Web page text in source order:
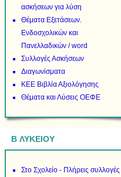
ασκήσεων για λύση
Θέματα Εξετάσεων.
Ενδοσχολικών και
Πανελλαδικών / word
Συλλογές Ασκήσεων
Διαγωνίσματα
ΚΕΕ Βιβλία Αξιολόγησης
Θέματα και Λύσεις ΟΕΦΕ
B ΛΥΚΕΙΟΥ
Στο Σχολείο - Πλήρεις συλλογές